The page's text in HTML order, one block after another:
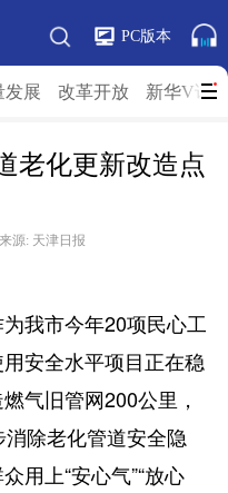
PC版本
发展 改革开放 新华V访
老化更新改造点
源: 天津日报
我市今年20项民心工
安全水平项目正在稳
气旧管网200公里，
除老化管道安全隐
用上“安心气”“放心